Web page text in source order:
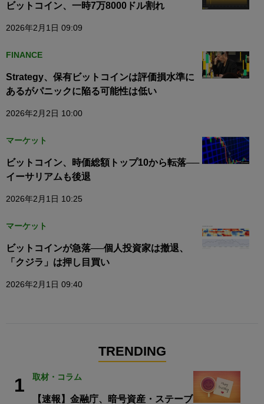
ビットコイン、一時7万8000ドル割れ
2026年2月1日 09:09
FINANCE
Strategy、保有ビットコインは評価損水準に
あるがパニックに陥る可能性は低い
2026年2月2日 10:00
マーケット
ビットコイン、時価総額トップ10から転落──
イーサリアムも後退
2026年2月1日 10:25
マーケット
ビットコインが急落──個人投資家は撤退、
「クジラ」は押し目買い
2026年2月1日 09:40
TRENDING
1 取材・コラム
【速報】金融庁、暗号資産・ステーブ